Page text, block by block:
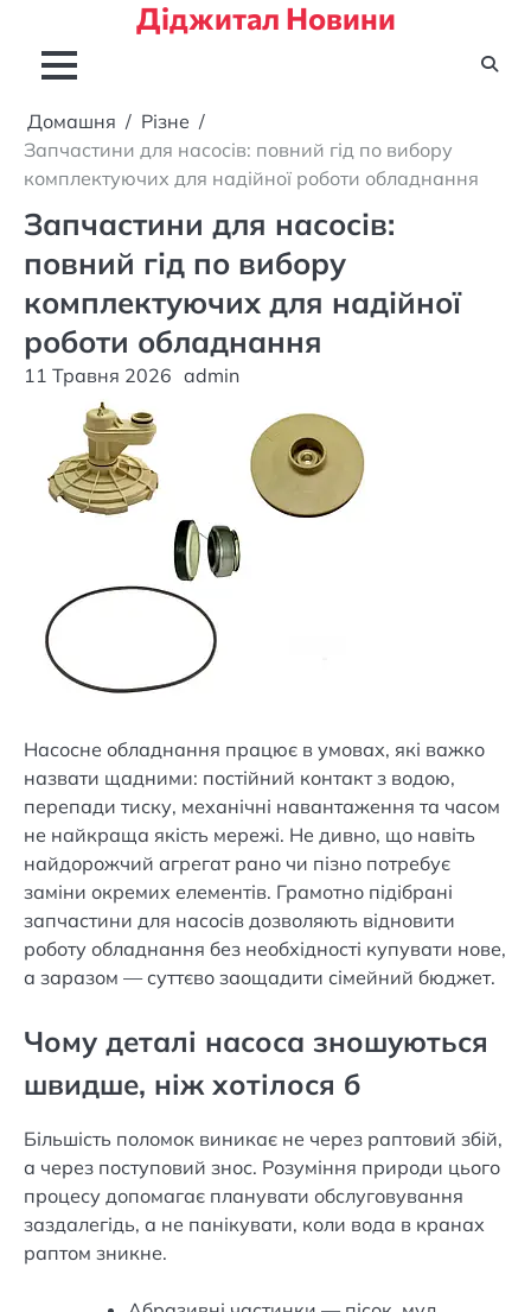
вмісту
Діджитал Новини
Домашня
Різне
Запчастини для насосів: повний гід по вибору
комплектуючих для надійної роботи обладнання
Запчастини для насосів:
повний гід по вибору
комплектуючих для надійної
роботи обладнання
11 Травня 2026 admin
Насосне обладнання працює в умовах, які важко
назвати щадними: постійний контакт з водою,
перепади тиску, механічні навантаження та часом
не найкраща якість мережі. Не дивно, що навіть
найдорожчий агрегат рано чи пізно потребує
заміни окремих елементів. Грамотно підібрані
запчастини для насосів дозволяють відновити
роботу обладнання без необхідності купувати нове,
а заразом — суттєво заощадити сімейний бюджет.
Чому деталі насоса зношуються
швидше, ніж хотілося б
Більшість поломок виникає не через раптовий збій,
а через поступовий знос. Розуміння природи цього
процесу допомагає планувати обслуговування
заздалегідь, а не панікувати, коли вода в кранах
раптом зникне.